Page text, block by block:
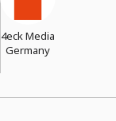
4eck Media
Germany